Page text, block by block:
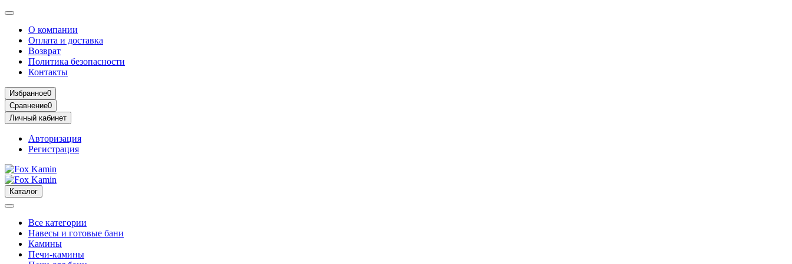
О компании
Оплата и доставка
Возврат
Политика безопасности
Контакты
Избранное0
Сравнение0
Личный кабинет
Авторизация
Регистрация
Каталог
Все категории
Навесы и готовые бани
Камины
Печи-камины